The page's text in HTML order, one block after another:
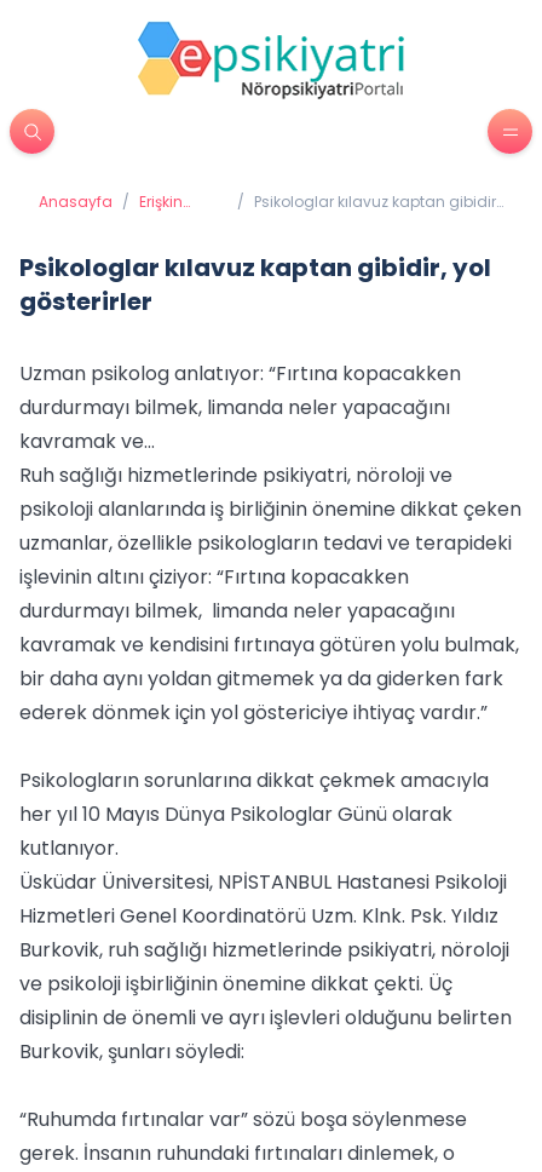
Anasayfa / Erişkin
/ Psikologlar kılavuz kaptan gibidir,
Psikologlar kılavuz kaptan gibidir, yol
gösterirler
Uzman psikolog anlatıyor: “Fırtına kopacakken
durdurmayı bilmek, limanda neler yapacağını
kavramak ve...
Ruh sağlığı hizmetlerinde psikiyatri, nöroloji ve
psikoloji alanlarında iş birliğinin önemine dikkat çeken
uzmanlar, özellikle psikologların tedavi ve terapideki
işlevinin altını çiziyor: “Fırtına kopacakken
durdurmayı bilmek, limanda neler yapacağını
kavramak ve kendisini fırtınaya götüren yolu bulmak,
bir daha aynı yoldan gitmemek ya da giderken fark
ederek dönmek için yol göstericiye ihtiyaç vardır.”
Psikologların sorunlarına dikkat çekmek amacıyla
her yıl 10 Mayıs Dünya Psikologlar Günü olarak
kutlanıyor.
Üsküdar Üniversitesi, NPİSTANBUL Hastanesi Psikoloji
Hizmetleri Genel Koordinatörü Uzm. Klnk. Psk. Yıldız
Burkovik, ruh sağlığı hizmetlerinde psikiyatri, nöroloji
ve psikoloji işbirliğinin önemine dikkat çekti. Üç
disiplinin de önemli ve ayrı işlevleri olduğunu belirten
Burkovik, şunları söyledi:
“Ruhumda fırtınalar var” sözü boşa söylenmese
gerek. İnsanın ruhundaki fırtınaları dinlemek, o